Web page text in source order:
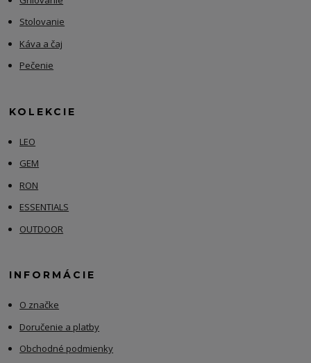
Stolovanie
Káva a čaj
Pečenie
KOLEKCIE
LEO
GEM
RON
ESSENTIALS
OUTDOOR
INFORMÁCIE
O značke
Doručenie a platby
Obchodné podmienky